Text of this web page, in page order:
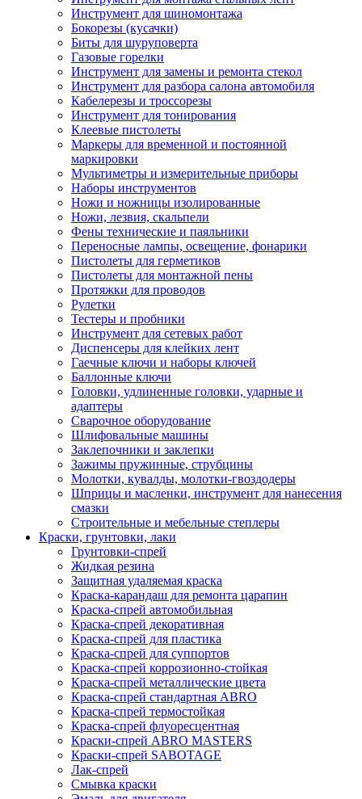
Инструмент для шиномонтажа
Бокорезы (кусачки)
Биты для шуруповерта
Газовые горелки
Инструмент для замены и ремонта стекол
Инструмент для разбора салона автомобиля
Кабелерезы и троссорезы
Инструмент для тонирования
Клеевые пистолеты
Маркеры для временной и постоянной
маркировки
Мультиметры и измерительные приборы
Наборы инструментов
Ножи и ножницы изолированные
Ножи, лезвия, скальпели
Фены технические и паяльники
Переносные лампы, освещение, фонарики
Пистолеты для герметиков
Пистолеты для монтажной пены
Протяжки для проводов
Рулетки
Тестеры и пробники
Инструмент для сетевых работ
Диспенсеры для клейких лент
Гаечные ключи и наборы ключей
Баллонные ключи
Головки, удлиненные головки, ударные и
адаптеры
Сварочное оборудование
Шлифовальные машины
Заклепочники и заклепки
Зажимы пружинные, струбцины
Молотки, кувалды, молотки-гвоздодеры
Шприцы и масленки, инструмент для нанесения
смазки
Строительные и мебельные степлеры
Краски, грунтовки, лаки
Грунтовки-спрей
Жидкая резина
Защитная удаляемая краска
Краска-карандаш для ремонта царапин
Краска-спрей автомобильная
Краска-спрей декоративная
Краска-спрей для пластика
Краска-спрей для суппортов
Краска-спрей коррозионно-стойкая
Краска-спрей металлические цвета
Краска-спрей стандартная ABRO
Краска-спрей термостойкая
Краска-спрей флуоресцентная
Краски-спрей ABRO MASTERS
Краски-спрей SABOTAGE
Лак-спрей
Смывка краски